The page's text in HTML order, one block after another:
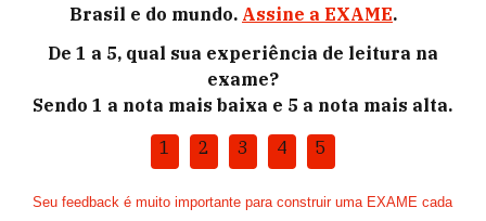
Brasil e do mundo. Assine a EXAME.
De 1 a 5, qual sua experiência de leitura na
exame?
Sendo 1 a nota mais baixa e 5 a nota mais alta.
1
2 3 4 5
Seu feedback é muito importante para construir uma EXAME cada